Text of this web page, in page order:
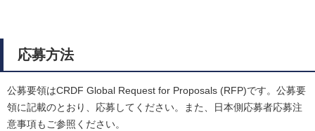
応募方法
公募要領はCRDF Global Request for Proposals (RFP)です。公募要
領に記載のとおり、応募してください。また、日本側応募者応募注
意事項もご参照ください。